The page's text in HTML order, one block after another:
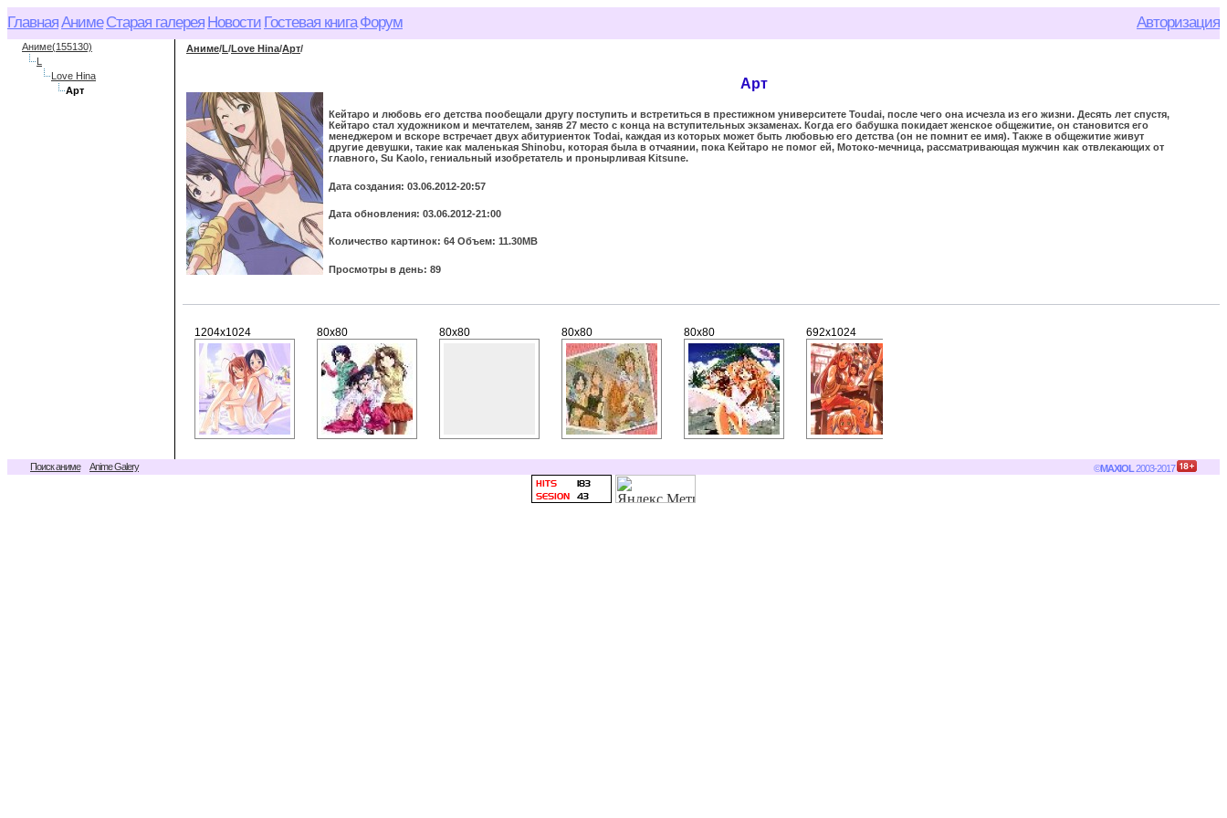
ГлавнаяАниме Старая галерея Новости Гостевая книга Форум Авторизация
Аниме(155130)
L
Love Hina
Арт
Аниме/L/Love Hina/Арт/
Арт
Кейтаро и любовь его детства пообещали другу поступить и встретиться в престижном университете Toudai, после чего она исчезла из его жизни. Десять лет спустя,
Кейтаро стал художником и мечтателем, заняв 27 место с конца на вступительных экзаменах. Когда его бабушка покидает женское общежитие, он становится его
менеджером и вскоре встречает двух абитуриенток Todai, каждая из которых может быть любовью его детства (он не помнит ее имя). Также в общежитие живут
другие девушки, такие как маленькая Shinobu, которая была в отчаянии, пока Кейтаро не помог ей, Мотоко-мечница, рассматривающая мужчин как отвлекающих от
главного, Su Kaolo, гениальный изобретатель и пронырливая Kitsune.
Дата создания: 03.06.2012-20:57
Дата обновления: 03.06.2012-21:00
Количество картинок: 64 Объем: 11.30MB
Просмотры в день: 89
1204x1024 80x80 80x80 80x80 80x80 692x1024
Поиск аниме Anime Galery ©MAXIOL2003-2017